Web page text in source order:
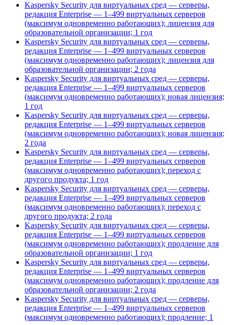
Kaspersky Security для виртуальных сред — серверы,
редакция Enterprise — 1–499 виртуальных серверов
(максимум одновременно работающих); лицензия для
образовательной организации; 1 год
Kaspersky Security для виртуальных сред — серверы,
редакция Enterprise — 1–499 виртуальных серверов
(максимум одновременно работающих); лицензия для
образовательной организации; 2 года
Kaspersky Security для виртуальных сред — серверы,
редакция Enterprise — 1–499 виртуальных серверов
(максимум одновременно работающих); новая лицензия;
1 год
Kaspersky Security для виртуальных сред — серверы,
редакция Enterprise — 1–499 виртуальных серверов
(максимум одновременно работающих); новая лицензия;
2 года
Kaspersky Security для виртуальных сред — серверы,
редакция Enterprise — 1–499 виртуальных серверов
(максимум одновременно работающих); переход с
другого продукта; 1 год
Kaspersky Security для виртуальных сред — серверы,
редакция Enterprise — 1–499 виртуальных серверов
(максимум одновременно работающих); переход с
другого продукта; 2 года
Kaspersky Security для виртуальных сред — серверы,
редакция Enterprise — 1–499 виртуальных серверов
(максимум одновременно работающих); продление для
образовательной организации; 1 год
Kaspersky Security для виртуальных сред — серверы,
редакция Enterprise — 1–499 виртуальных серверов
(максимум одновременно работающих); продление для
образовательной организации; 2 года
Kaspersky Security для виртуальных сред — серверы,
редакция Enterprise — 1–499 виртуальных серверов
(максимум одновременно работающих); продление; 1